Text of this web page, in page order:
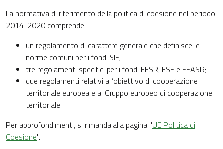
La normativa di riferimento della politica di coesione nel periodo
2014-2020 comprende:
un regolamento di carattere generale che definisce le
norme comuni per i fondi SIE;
tre regolamenti specifici per i fondi FESR, FSE e FEASR;
due regolamenti relativi all’obiettivo di cooperazione
territoriale europea e al Gruppo europeo di cooperazione
territoriale.
Per approfondimenti, si rimanda alla pagina "UE Politica di
Coesione".